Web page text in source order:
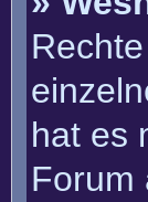
hat es
Forum